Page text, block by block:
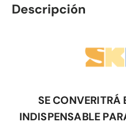
Descripción
SE CONVERITRÁ
INDISPENSABLE